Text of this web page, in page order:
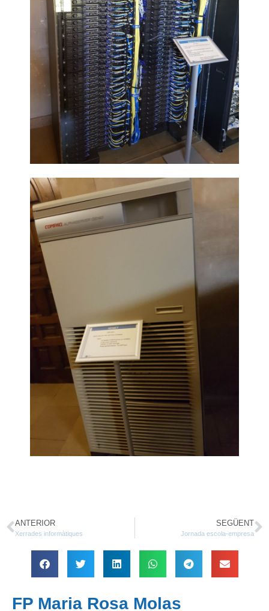
ANTERIOR
Xerrades informàtiques
SEGÜENT
Jornada escola-empresa
FP Maria Rosa Molas